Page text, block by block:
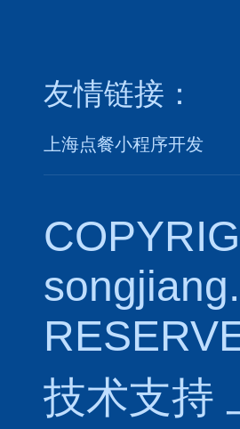
友情链接：
上海点餐小程序开发
技术支持